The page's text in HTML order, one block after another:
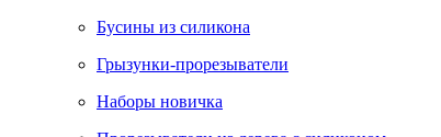
Бусины из силикона
Грызунки-прорезыватели
Наборы новичка